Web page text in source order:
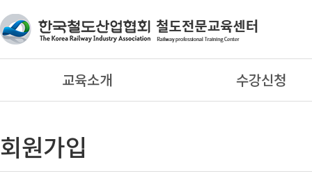
교육소개 수강신청
회원가입